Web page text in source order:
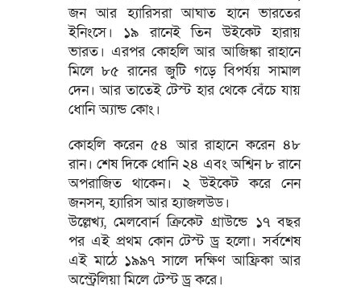
জন আর হ্যারিসরা আঘাত হানে ভারতের
ইনিংসে। ১৯ রানেই তিন উইকেট হারায়
ভারত। এরপর কোহলি আর আজিঙ্কা রাহানে
মিলে ৮৫ রানের জুটি গড়ে বিপর্যয় সামাল
দেন। আর তাতেই টেস্ট হার থেকে বেঁচে যায়
ধোনি অ্যান্ড কোং।
কোহলি করেন ৫৪ আর রাহানে করেন ৪৮
রান। শেষ দিকে ধোনি ২৪ এবং অশ্বিন ৮ রানে
অপরাজিত থাকেন। ২ উইকেট করে নেন
জনসন, হ্যারিস আর হ্যাজলউড।
উল্লেখ্য, মেলবোর্ন ক্রিকেট গ্রাউন্ডে ১৭ বছর
পর এই প্রথম কোন টেস্ট ড্র হলো। সর্বশেষ
এই মাঠে ১৯৯৭ সালে দক্ষিণ আফ্রিকা আর
অস্ট্রেলিয়া মিলে টেস্ট ড্র করে।